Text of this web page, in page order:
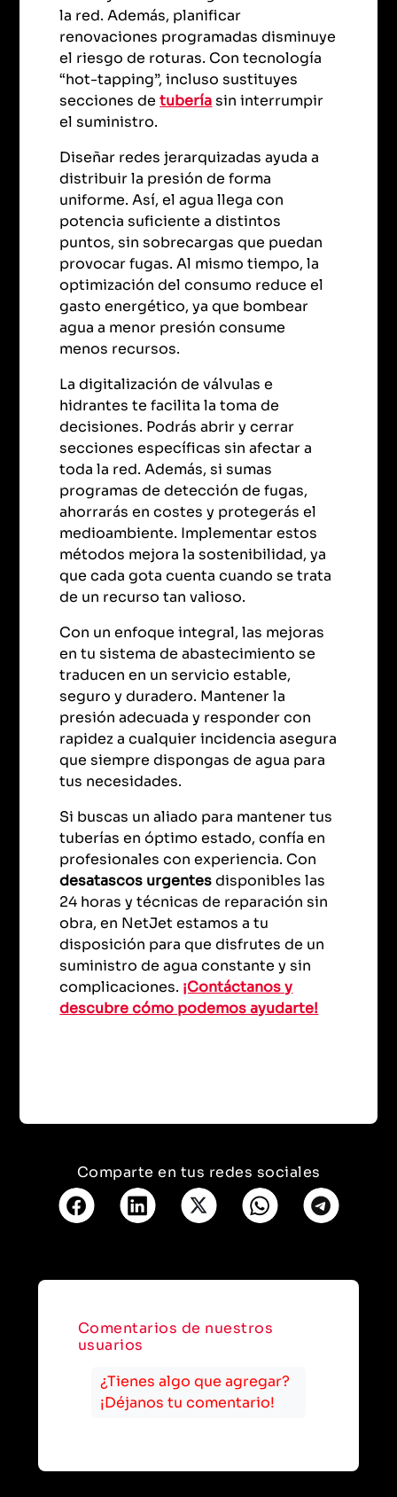
la red. Además, planificar
renovaciones programadas disminuye
el riesgo de roturas. Con tecnología
“hot-tapping”, incluso sustituyes
secciones detuberíasin interrumpir
el suministro.
Diseñar redes jerarquizadas ayuda a
distribuir la presión de forma
uniforme. Así, el agua llega con
potencia suficiente a distintos
puntos, sin sobrecargas que puedan
provocar fugas. Al mismo tiempo, la
optimización del consumo reduce el
gasto energético, ya que bombear
agua a menor presión consume
menos recursos.
La digitalización de válvulas e
hidrantes te facilita la toma de
decisiones. Podrás abrir y cerrar
secciones específicas sin afectar a
toda la red. Además, si sumas
programas de detección de fugas,
ahorrarás en costes y protegerás el
medioambiente. Implementar estos
métodos mejora la sostenibilidad, ya
que cada gota cuenta cuando se trata
de un recurso tan valioso.
Con un enfoque integral, las mejoras
en tu sistema de abastecimiento se
traducen en un servicio estable,
seguro y duradero. Mantener la
presión adecuada y responder con
rapidez a cualquier incidencia asegura
que siempre dispongas de agua para
tus necesidades.
Si buscas un aliado para mantener tus
tuberías en óptimo estado, confía en
profesionales con experiencia. Con
desatascos urgentesdisponibles las
24 horas y técnicas de reparación sin
obra, en NetJet estamos a tu
disposición para que disfrutes de un
suministro de agua constante y sin
complicaciones. ¡Contáctanos y
descubre cómo podemos ayudarte!
Comparte en tus redes sociales
Comentarios de nuestros
usuarios
¿Tienes algo que agregar?
¡Déjanos tu comentario!